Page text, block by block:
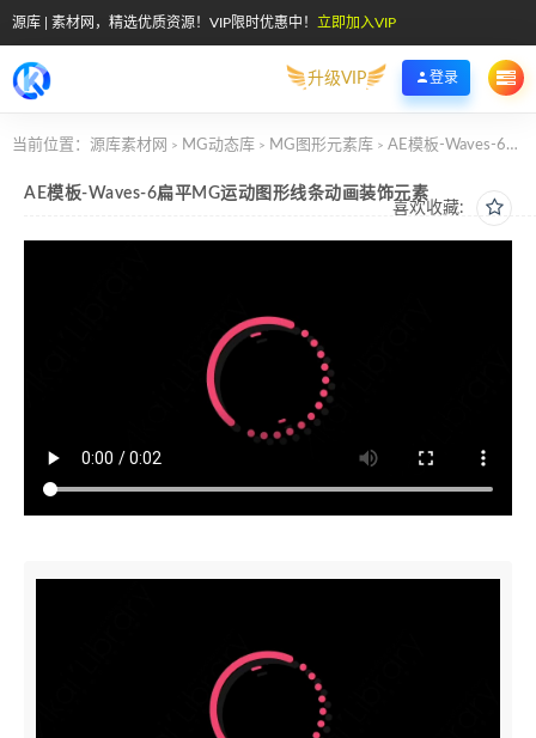
源库 | 素材网，精选优质资源！VIP限时优惠中！ 立即加入VIP
升级VIP 登录
当前位置： 源库素材网 > MG动态库 > MG图形元素库 > AE模板-Waves-6扁平MG运动图形线条动画装饰元素
喜欢收藏:
AE模板-Waves-6扁平MG运动图形线条动画装饰元素